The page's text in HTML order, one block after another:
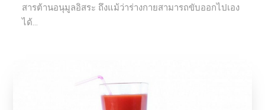
สารต้านอนุมูลอิสระ ถึงแม้ว่าร่างกายสามารถขับออกไปเอง
ได้...